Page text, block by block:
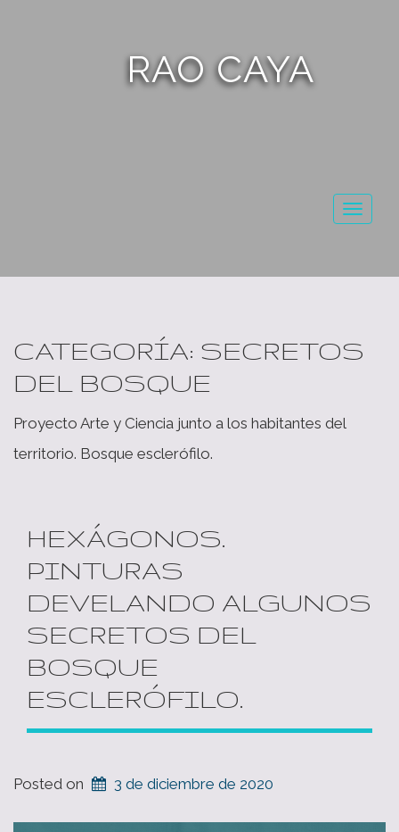
RAO CAYA
CATEGORÍA: SECRETOS
DEL BOSQUE
Proyecto Arte y Ciencia junto a los habitantes del
territorio. Bosque esclerófilo.
HEXÁGONOS.
PINTURAS
DEVELANDO ALGUNOS
SECRETOS DEL
BOSQUE
ESCLERÓFILO.
Posted on 3 de diciembre de 2020